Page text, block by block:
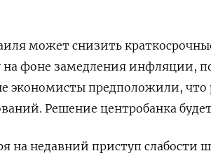
может снизить
на фоне замедления инфляции,
экономисты предположили, что
Решение центробанка
на недавний приступ слабости